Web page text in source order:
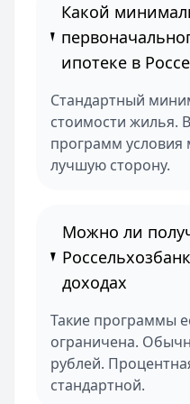
Какой
ипотеке в
Стандартный
стоимости жилья.
программ условия
лучшую сторону.
Можно ли
доходах
Такие программы
ограничена.
рублей.
стандартной.